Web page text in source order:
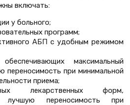
включать:
у больного;
программ;
АБП с удобным режимом
максимальный
переносимость при минимальной
приема;
лекарственных форм,
лучшую переносимость при